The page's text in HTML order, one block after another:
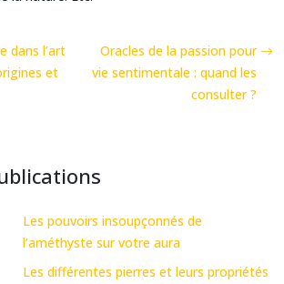
dans l’art
et
Oracles de la passion pour
vie sentimentale : quand les
consulter ?
Les pouvoirs insoupçonnés de
l’améthyste sur votre aura
Les différentes pierres et leurs propriétés